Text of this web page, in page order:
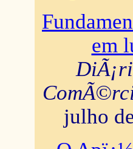
em
julho